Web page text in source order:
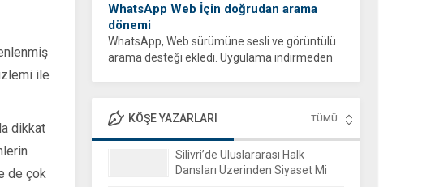
WhatsApp Web İçin doğrudan arama
dönemi
WhatsApp, Web sürümüne sesli ve görüntülü
arama desteği ekledi. Uygulama indirmeden
KÖŞE YAZARLARI TÜMÜ
Evgeni Raychev - Şiirlerim
ile
dikkat
de çok